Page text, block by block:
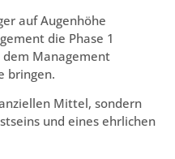
auf Augenhöhe
die Phase 1
Management
bringen.
Mittel, sondern
und eines ehrlichen